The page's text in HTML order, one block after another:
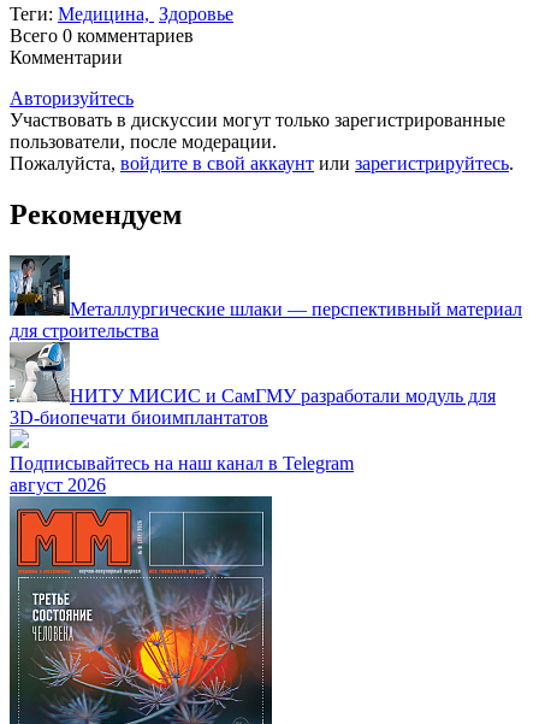
Теги: Медицина, Здоровье
Всего 0 комментариев
Комментарии
Авторизуйтесь
Участвовать в дискуссии могут только зарегистрированные
пользователи, после модерации.
Пожалуйста, войдите в свой аккаунт или зарегистрируйтесь.
Рекомендуем
Металлургические шлаки — перспективный материал
для строительства
НИТУ МИСИС и СамГМУ разработали модуль для
3D-биопечати биоимплантатов
Подписывайтесь на наш канал в Telegram
август 2026